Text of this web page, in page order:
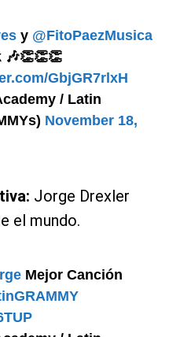
y @FitoPaezMusica
GbjGR7rlxH
/ Latin
November 18,
Jorge Drexler
el mundo.
Mejor Canción